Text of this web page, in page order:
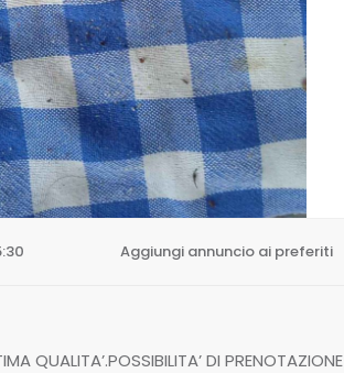
Aggiungi annuncio ai preferiti
QUALITA’.POSSIBILITA’ DI PRENOTAZIONE